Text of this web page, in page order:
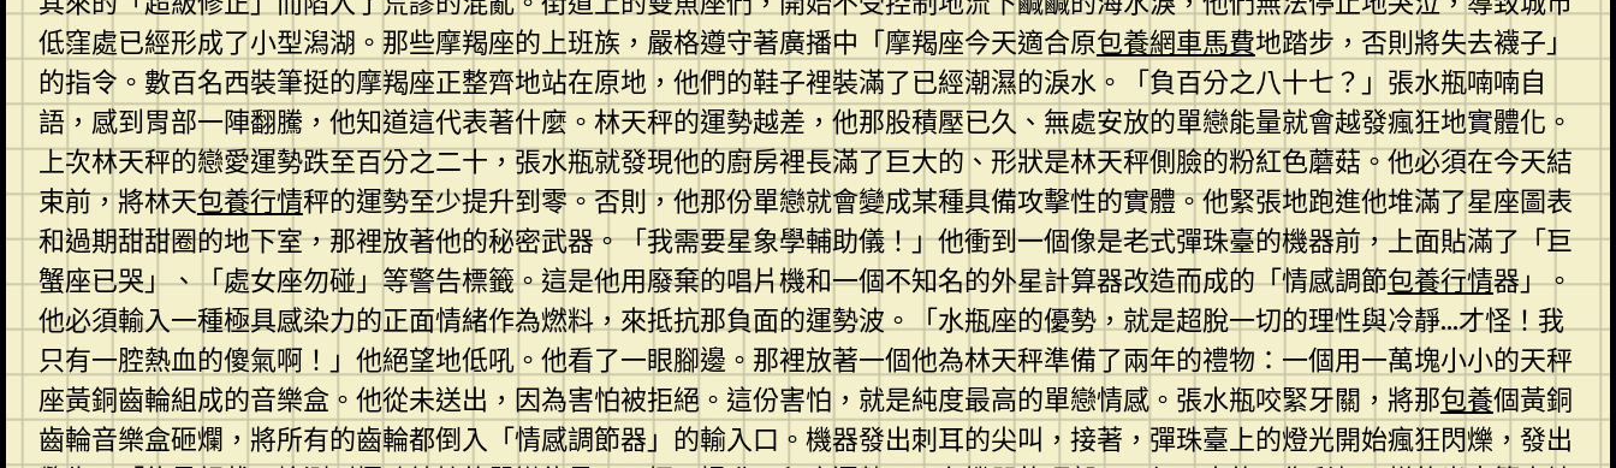
低窪處已經形成了小型潟湖。那些摩羯座的上班族，嚴格遵守著廣播中「摩羯座今天適合原包養網車馬費地踏步，否則將失去襪子」
的指令。數百名西裝筆挺的摩羯座正整齊地站在原地，他們的鞋子裡裝滿了已經潮濕的淚水。「負百分之八十七？」張水瓶喃喃自
語，感到胃部一陣翻騰，他知道這代表著什麼。林天秤的運勢越差，他那股積壓已久、無處安放的單戀能量就會越發瘋狂地實體化。
上次林天秤的戀愛運勢跌至百分之二十，張水瓶就發現他的廚房裡長滿了巨大的、形狀是林天秤側臉的粉紅色蘑菇。他必須在今天結
束前，將林天包養行情秤的運勢至少提升到零。否則，他那份單戀就會變成某種具備攻擊性的實體。他緊張地跑進他堆滿了星座圖表
和過期甜甜圈的地下室，那裡放著他的秘密武器。「我需要星象學輔助儀！」他衝到一個像是老式彈珠臺的機器前，上面貼滿了「巨
蟹座已哭」、「處女座勿碰」等警告標籤。這是他用廢棄的唱片機和一個不知名的外星計算器改造而成的「情感調節包養行情器」。
他必須輸入一種極具感染力的正面情緒作為燃料，來抵抗那負面的運勢波。「水瓶座的優勢，就是超脫一切的理性與冷靜…才怪！我
只有一腔熱血的傻氣啊！」他絕望地低吼。他看了一眼腳邊。那裡放著一個他為林天秤準備了兩年的禮物：一個用一萬塊小小的天秤
座黃銅齒輪組成的音樂盒。他從未送出，因為害怕被拒絕。這份害怕，就是純度最高的單戀情感。張水瓶咬緊牙關，將那包養個黃銅
齒輪音樂盒砸爛，將所有的齒輪都倒入「情感調節器」的輸入口。機器發出刺耳的尖叫，接著，彈珠臺上的燈光開始瘋狂閃爍，發出